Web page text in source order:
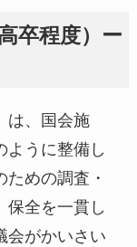
卒程度）ー
は、国会施
ように整備し
めの調査・
保全を一貫し
会がかいさい